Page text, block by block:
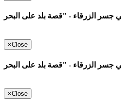
×Close
×Close